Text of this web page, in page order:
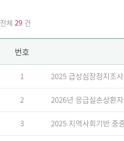
전체 29 건
번호
1 2025 급성심장정지조
2 2026년 응급실손상환
3 2025 지역사회기반 중